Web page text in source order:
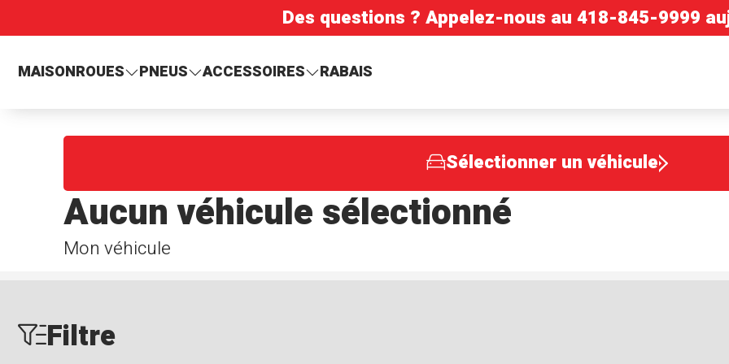
Des questions ? Appelez-nous au 418-845-9999
MAISONROUES PNEUS ACCESSOIRES RABAIS
Sélectionner un véhicule
Mon véhicule
Aucun véhicule sélectionné
Filtre